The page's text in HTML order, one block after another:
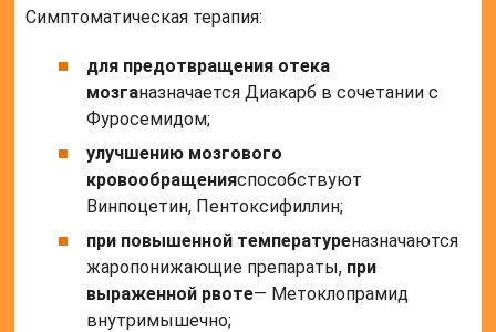
Симптоматическая терапия:
для предотвращения отека
мозганазначается Диакарб в сочетании с
Фуросемидом;
улучшению мозгового
кровообращенияспособствуют
Винпоцетин, Пентоксифиллин;
при повышенной температуреназначаются
жаропонижающие препараты, при
выраженной рвоте— Метоклопрамид
внутримышечно;